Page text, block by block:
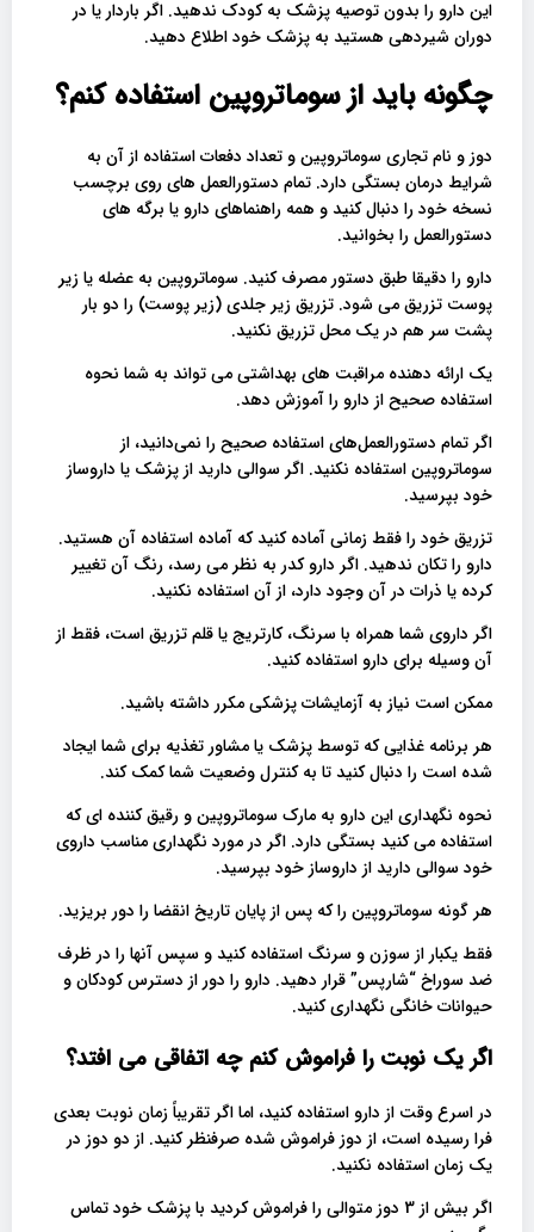
این دارو را بدون توصیه پزشک به کودک ندهید. اگر باردار یا در
دوران شیردهی هستید به پزشک خود اطلاع دهید.
چگونه باید از سوماتروپین استفاده کنم؟
دوز و نام تجاری سوماتروپین و تعداد دفعات استفاده از آن به
شرایط درمان بستگی دارد. تمام دستورالعمل های روی برچسب
نسخه خود را دنبال کنید و همه راهنماهای دارو یا برگه های
دستورالعمل را بخوانید.
دارو را دقیقا طبق دستور مصرف کنید. سوماتروپین به عضله یا زیر
پوست تزریق می شود. تزریق زیر جلدی (زیر پوست) را دو بار
پشت سر هم در یک محل تزریق نکنید.
یک ارائه دهنده مراقبت های بهداشتی می تواند به شما نحوه
استفاده صحیح از دارو را آموزش دهد.
اگر تمام دستورالعمل‌های استفاده صحیح را نمی‌دانید، از
سوماتروپین استفاده نکنید. اگر سوالی دارید از پزشک یا داروساز
خود بپرسید.
تزریق خود را فقط زمانی آماده کنید که آماده استفاده آن هستید.
دارو را تکان ندهید. اگر دارو کدر به نظر می رسد، رنگ آن تغییر
کرده یا ذرات در آن وجود دارد، از آن استفاده نکنید.
اگر داروی شما همراه با سرنگ، کارتریج یا قلم تزریق است، فقط از
آن وسیله برای دارو استفاده کنید.
ممکن است نیاز به آزمایشات پزشکی مکرر داشته باشید.
هر برنامه غذایی که توسط پزشک یا مشاور تغذیه برای شما ایجاد
شده است را دنبال کنید تا به کنترل وضعیت شما کمک کند.
نحوه نگهداری این دارو به مارک سوماتروپین و رقیق کننده ای که
استفاده می کنید بستگی دارد. اگر در مورد نگهداری مناسب داروی
خود سوالی دارید از داروساز خود بپرسید.
هر گونه سوماتروپین را که پس از پایان تاریخ انقضا را دور بریزید.
فقط یکبار از سوزن و سرنگ استفاده کنید و سپس آنها را در ظرف
ضد سوراخ “شارپس” قرار دهید. دارو را دور از دسترس کودکان و
حیوانات خانگی نگهداری کنید.
اگر یک نوبت را فراموش کنم چه اتفاقی می افتد؟
در اسرع وقت از دارو استفاده کنید، اما اگر تقریباً زمان نوبت بعدی
فرا رسیده است، از دوز فراموش شده صرفنظر کنید. از دو دوز در
یک زمان استفاده نکنید.
اگر بیش از 3 دوز متوالی را فراموش کردید با پزشک خود تماس